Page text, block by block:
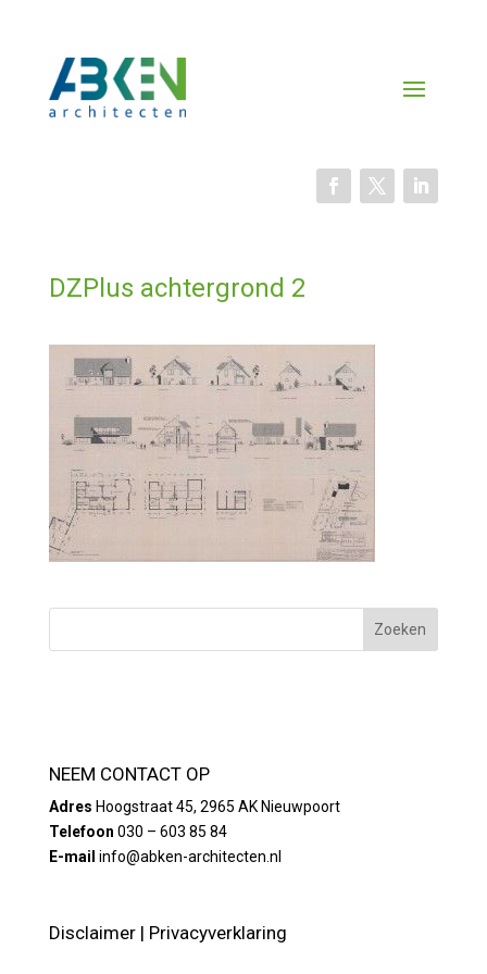
DZPlus achtergrond 2
NEEM CONTACT OP
Adres Hoogstraat 45, 2965 AK Nieuwpoort
Telefoon 030 – 603 85 84
E-mail info@abken-architecten.nl
Disclaimer| Privacyverklaring